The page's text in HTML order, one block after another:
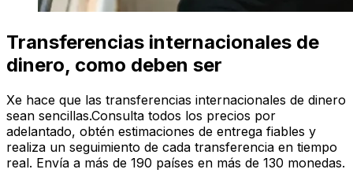
Transferencias internacionales de
dinero, como deben ser
Xe hace que las transferencias internacionales de dinero
sean sencillas.Consulta todos los precios por
adelantado, obtén estimaciones de entrega fiables y
realiza un seguimiento de cada transferencia en tiempo
real. Envía a más de 190 países en más de 130 monedas.